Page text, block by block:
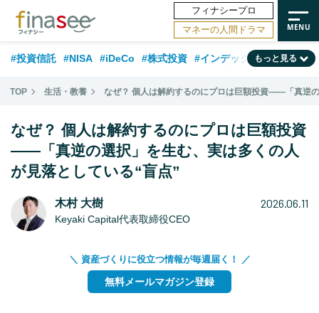
フィナシープロ
マネーの人間ドラマ
#投資信託 #NISA #iDeCo #株式投資 #インデックスファンド
#相談事例 #相続・贈与 #FP #新NISA #50代 #日本株
#フィナンシャル・ウェルビーイング #40代 #金融用語解説
#海外事情 #資産運用業界 #老後 #米国株
#国内株式型
もっと見る
TOP 生活・教養 なぜ？ 個人は解約するのにプロは巨額投資――「真逆
なぜ？ 個人は解約するのにプロは巨額投資
――「真逆の選択」を生む、実は多くの人
が見落としている“盲点”
木村 大樹
Keyaki Capital代表取締役CEO
2026.06.11
＼ 資産づくりに役立つ情報が毎週届く！ ／
無料メールマガジン登録